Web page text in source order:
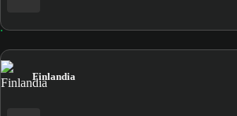
Finlandia